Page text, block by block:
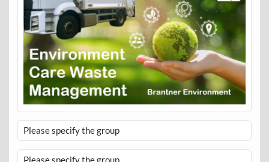
Please specify the group
Please specify the group